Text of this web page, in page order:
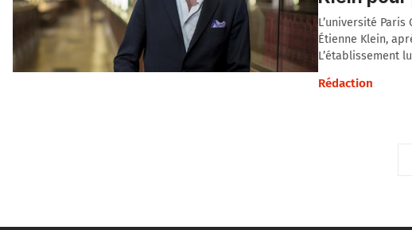
L’université
Étienne Klein,
L’établissement
Rédaction